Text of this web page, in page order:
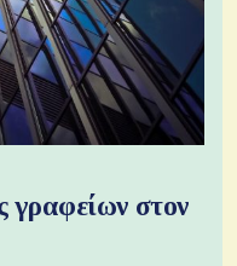
γραφείων στον